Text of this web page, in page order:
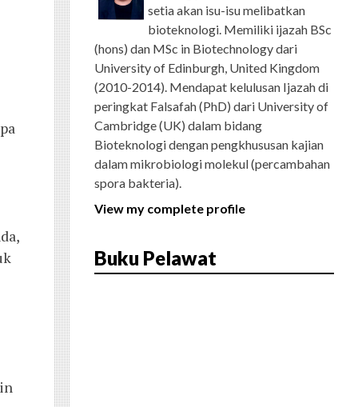
setia akan isu-isu melibatkan
bioteknologi. Memiliki ijazah BSc
(hons) dan MSc in Biotechnology dari
University of Edinburgh, United Kingdom
(2010-2014). Mendapat kelulusan Ijazah di
peringkat Falsafah (PhD) dari University of
Cambridge (UK) dalam bidang
Bioteknologi dengan pengkhususan kajian
dalam mikrobiologi molekul (percambahan
spora bakteria).
View my complete profile
Buku Pelawat